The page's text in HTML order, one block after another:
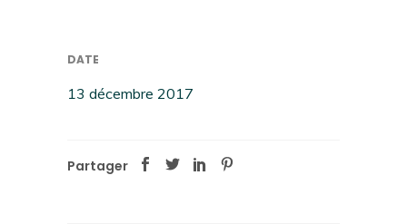
DATE
13 décembre 2017
Partager